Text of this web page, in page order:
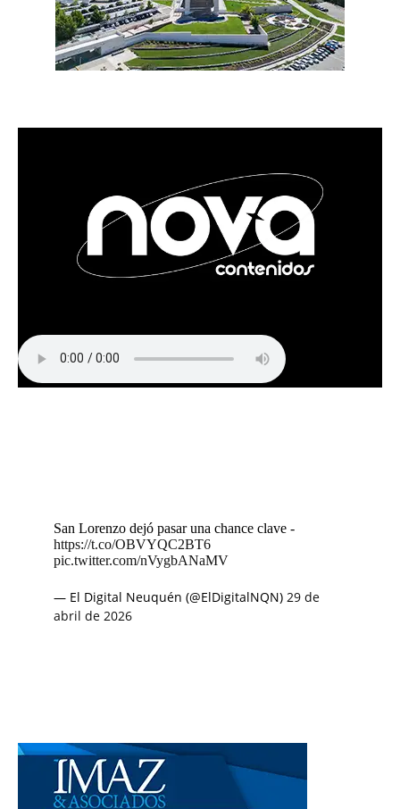
San Lorenzo dejó pasar una chance clave -
https://t.co/OBVYQC2BT6
pic.twitter.com/nVygbANaMV
— El Digital Neuquén (@ElDigitalNQN) 29 de
abril de 2026